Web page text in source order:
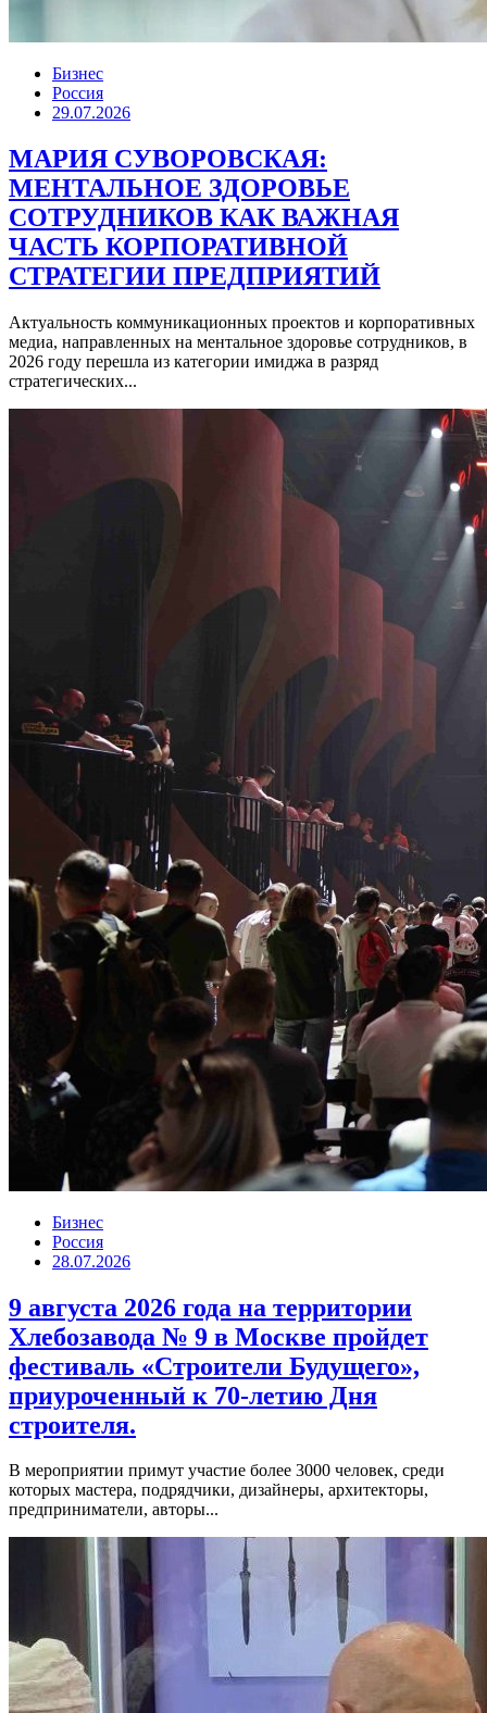
Бизнес
Россия
29.07.2026
МАРИЯ СУВОРОВСКАЯ:
МЕНТАЛЬНОЕ ЗДОРОВЬЕ
СОТРУДНИКОВ КАК ВАЖНАЯ
ЧАСТЬ КОРПОРАТИВНОЙ
СТРАТЕГИИ ПРЕДПРИЯТИЙ
Актуальность коммуникационных проектов и корпоративных
медиа, направленных на ментальное здоровье сотрудников, в
2026 году перешла из категории имиджа в разряд
стратегических...
Бизнес
Россия
28.07.2026
9 августа 2026 года на территории
Хлебозавода № 9 в Москве пройдет
фестиваль «Строители Будущего»,
приуроченный к 70-летию Дня
строителя.
В мероприятии примут участие более 3000 человек, среди
которых мастера, подрядчики, дизайнеры, архитекторы,
предприниматели, авторы...